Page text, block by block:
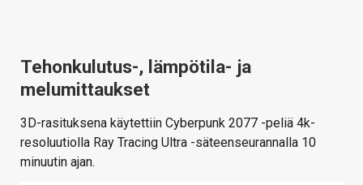
Tehonkulutus-, lämpötila- ja
melumittaukset
3D-rasituksena käytettiin Cyberpunk 2077 -peliä 4k-
resoluutiolla Ray Tracing Ultra -säteenseurannalla 10
minuutin ajan.